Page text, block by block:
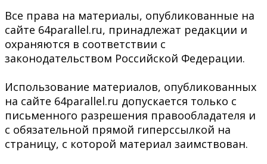
Все права на материалы, опубликованные на
сайте 64parallel.ru, принадлежат редакции и
охраняются в соответствии с
законодательством Российской Федерации.
Использование материалов, опубликованных
на сайте 64parallel.ru допускается только с
письменного разрешения правообладателя и
с обязательной прямой гиперссылкой на
страницу, с которой материал заимствован.